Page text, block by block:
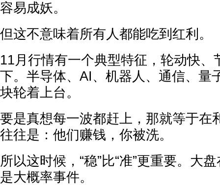
容易成妖。
但这不意味着所有人都能吃到红利。
11月行情有一个典型特征，轮动快、
下。半导体、AI、机器人、通信、
块轮着上台。
要是真想每一波都赶上，那就等于在
往往是：他们赚钱，你被洗。
所以这时候，“稳”比“准”更重要。大
是大概率事件。